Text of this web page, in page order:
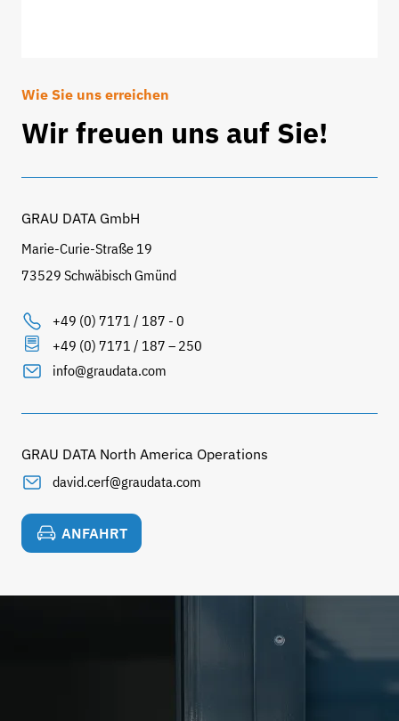
Wie Sie uns erreichen
Wir freuen uns auf Sie!
GRAU DATA GmbH
Marie-Curie-Straße 19
73529 Schwäbisch Gmünd
+49 (0) 7171 / 187 - 0
+49 (0) 7171 / 187 – 250
info@graudata.com
GRAU DATA North America Operations
david.cerf@graudata.com
ANFAHRT